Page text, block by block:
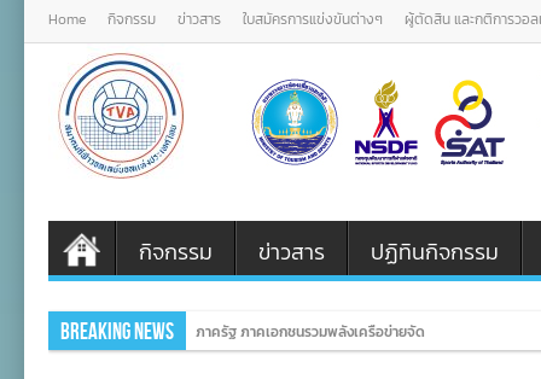
Home กิจกรรม ข่าวสาร ใบสมัครการแข่งขันต่างๆ ผู้ตัดสิน และกติการวอ
กิจกรรม ข่าวสาร ปฏิทินกิจกรรม
Breaking News ภาครัฐ ภาคเอกชนรวมพลังเครือข่ายจัดงานเทิดพระเกียรติ